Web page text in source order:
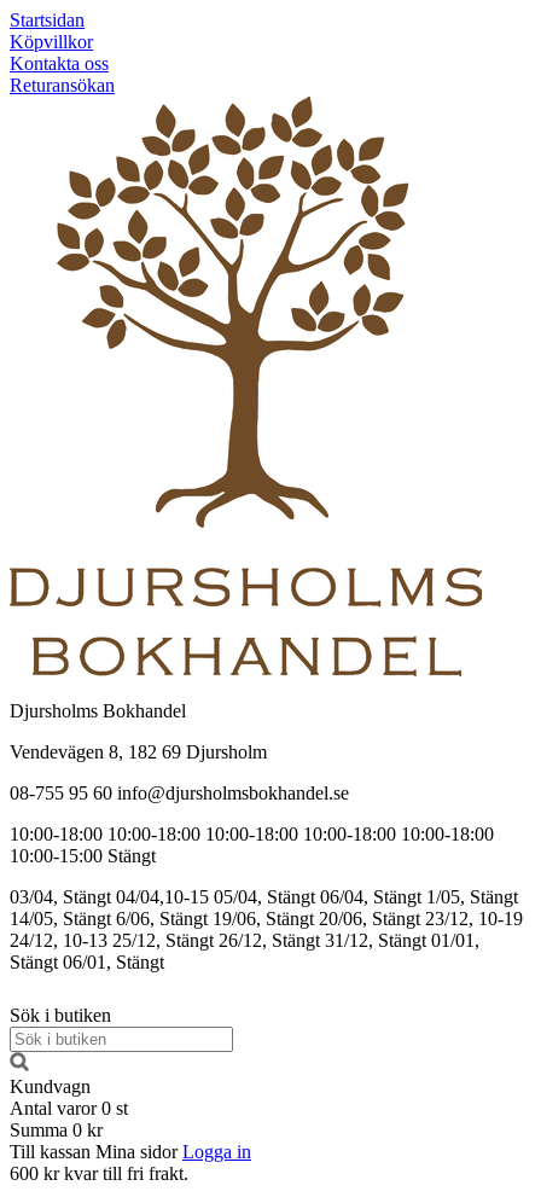
Startsidan
Köpvillkor
Kontakta oss
Returansökan
Djursholms Bokhandel
Vendevägen 8, 182 69 Djursholm
08-755 95 60 info@djursholmsbokhandel.se
10:00-18:00 10:00-18:00 10:00-18:00 10:00-18:00 10:00-18:00
10:00-15:00 Stängt
03/04, Stängt 04/04,10-15 05/04, Stängt 06/04, Stängt 1/05, Stängt
14/05, Stängt 6/06, Stängt 19/06, Stängt 20/06, Stängt 23/12, 10-19
24/12, 10-13 25/12, Stängt 26/12, Stängt 31/12, Stängt 01/01,
Stängt 06/01, Stängt
Sök i butiken
Kundvagn
Antal varor 0 st
Summa 0 kr
Till kassan Mina sidor Logga in
600 kr kvar till fri frakt.